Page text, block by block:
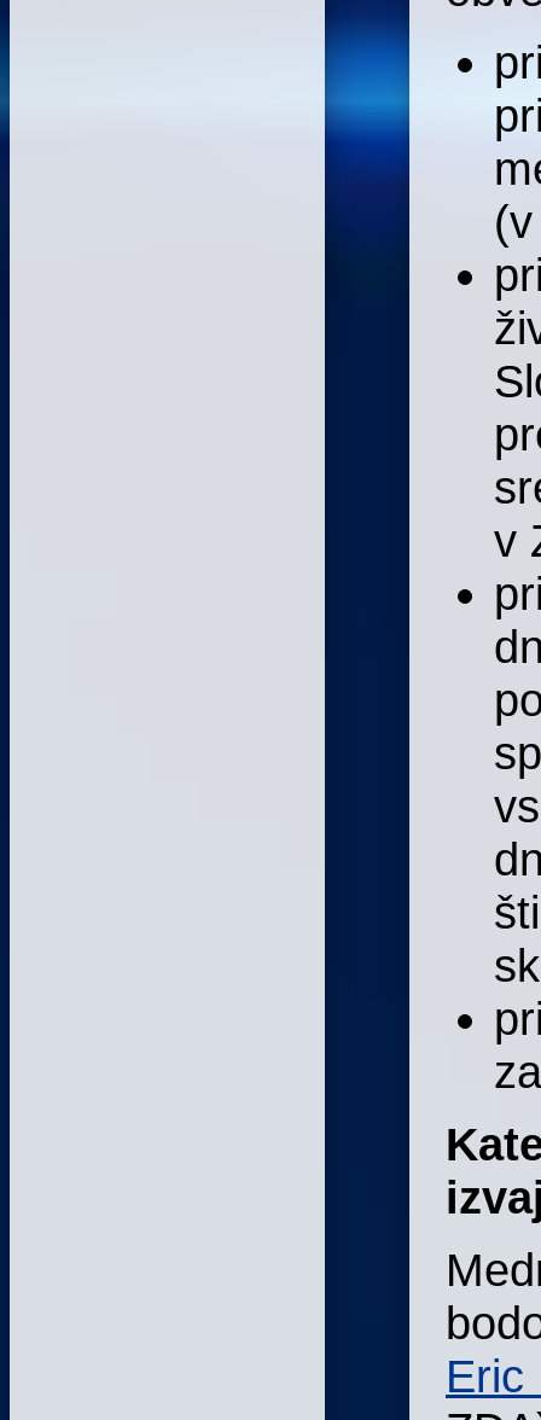
v
Eric